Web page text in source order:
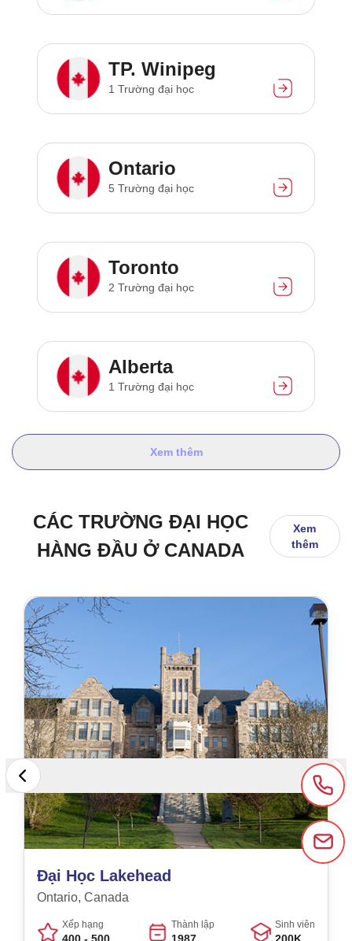
TP. Winipeg
1 Trường đại học
Ontario
5 Trường đại học
Toronto
2 Trường đại học
Alberta
1 Trường đại học
Xem thêm
CÁC TRƯỜNG ĐẠI HỌC
HÀNG ĐẦU Ở CANADA
Xem
thêm
Đại Học Lakehead
Ontario, Canada
Xếp hạng
400 - 500
Thành lập
1987
Sinh viên
200K